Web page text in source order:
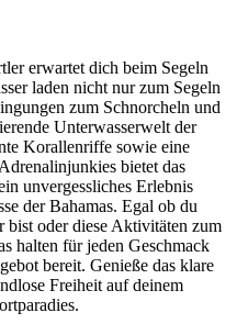
erwartet dich beim Segeln
laden nicht nur zum Segeln
zum Schnorcheln und
Unterwasserwelt der
Korallenriffe sowie eine
bietet das
unvergessliches Erlebnis
der Bahamas. Egal ob du
bist oder diese Aktivitäten zum
halten für jeden Geschmack
bereit. Genieße das klare
Freiheit auf deinem